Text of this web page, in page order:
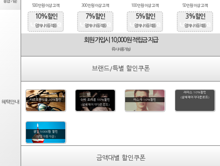
등급기준
500만원 이상 고객
300만원 이상 고객 100만원 이상 고객 50만원 이상 고객
혜택안내
10%할인
(결제시 자동적용)
7%할인
(결제시 자동적용)
5%할인
(결제시 자동적용)
3%할인
(결제시 자동적용)
회원 가입시 10,000원 적립금 지급
(즉시사용가능)
브랜드/특별 할인쿠폰
타르트옵티컬 20%할인
수비 오리온 50%할인
(상세페이지다운로드)
마스카 10%할인
라피스 10%할인
(상세페이지다운로드)
생일 5000원 할인
(당일자동지급)
금액대별 할인쿠폰